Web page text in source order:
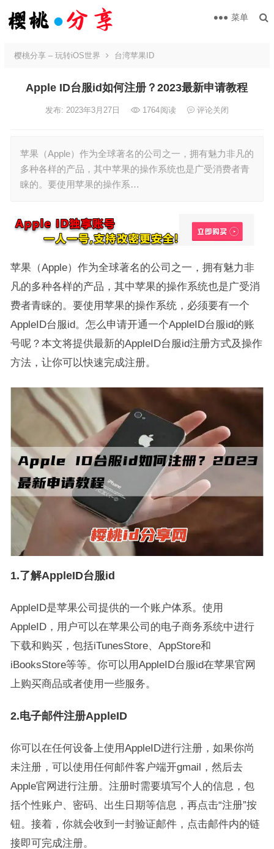
菜单
樱桃分享 – 玩转iOS世界 台湾苹果ID
Apple ID台服id如何注册？2023最新申请教程
发布: 2023年3月27日 1764阅读 评论关闭
苹果（Apple）作为全球著名的公司之一，拥有魅力非凡的
多种各样的产品，其中苹果的操作系统也是广受消费者青
睐的。要使用苹果的操作系…
苹果（Apple）作为全球著名的公司之一，拥有魅力非
凡的多种各样的产品，其中苹果的操作系统也是广受消
费者青睐的。要使用苹果的操作系统，必须要有一个
AppleID台服id。怎么申请开通一个AppleID台服id的账
号呢？本文将提供最新的AppleID台服id注册方式及操作
方法，让你可以快速完成注册。
1.了解AppleID台服id
AppleID是苹果公司提供的一个账户体系。使用
AppleID，用户可以在苹果公司的电子商务系统中进行
下载和购买，包括iTunesStore、AppStore和
iBooksStore等等。你可以用AppleID台服id在苹果官网
上购买商品或者使用一些服务。
2.电子邮件注册AppleID
你可以在任何设备上使用AppleID进行注册，如果你尚
未注册，可以使用任何邮件客户端开gmail，然后去
Apple官网进行注册。注册时需要填写个人的信息，包
括个性账户、密码、出生日期等信息，再点击“注册”按
钮。接着，你就会收到一封验证邮件，点击邮件内的链
接即可完成注册。